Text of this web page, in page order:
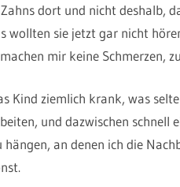
dort und nicht deshalb,
wollten sie jetzt gar nicht
mir keine Schmerzen,
Kind ziemlich krank, was
und dazwischen
hängen, an denen ich die